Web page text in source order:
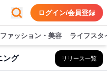
ログイン/会員登録
ファッション・美容 ライフスタ
ング リリース一覧